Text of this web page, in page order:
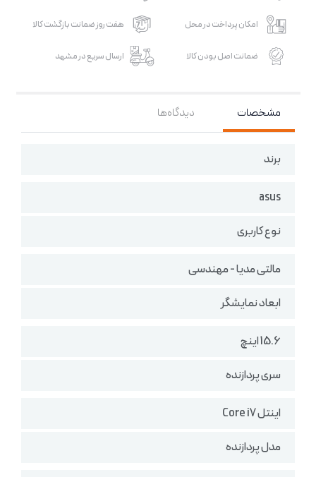
امکان پرداخت در محل هفت روز ضمانت بازگشت کالا
ضمانت اصل بودن کالا ارسال سریع در مشهد
مشخصات دیدگاه‌ها
برند
asus
نوع کاربری
مالتی مدیا - مهندسی
ابعاد نمایشگر
15.6 اینچ
سری پردازنده
اینتل Core i7
مدل پردازنده